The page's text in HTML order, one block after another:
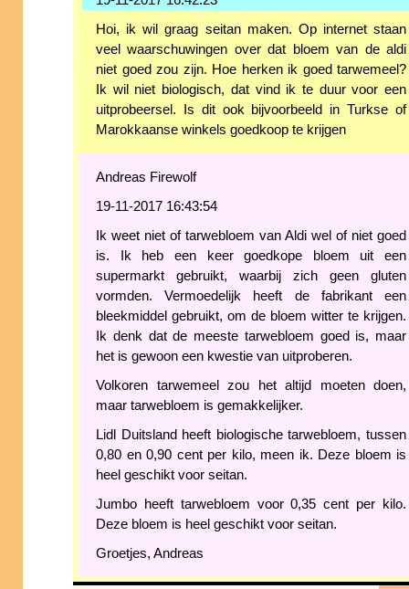
Hoi, ik wil graag seitan maken. Op internet staan
veel waarschuwingen over dat bloem van de aldi
niet goed zou zijn. Hoe herken ik goed tarwemeel?
Ik wil niet biologisch, dat vind ik te duur voor een
uitprobeersel. Is dit ook bijvoorbeeld in Turkse of
Marokkaanse winkels goedkoop te krijgen
Andreas Firewolf
19-11-2017 16:43:54
Ik weet niet of tarwebloem van Aldi wel of niet goed
is. Ik heb een keer goedkope bloem uit een
supermarkt gebruikt, waarbij zich geen gluten
vormden. Vermoedelijk heeft de fabrikant een
bleekmiddel gebruikt, om de bloem witter te krijgen.
Ik denk dat de meeste tarwebloem goed is, maar
het is gewoon een kwestie van uitproberen.
Volkoren tarwemeel zou het altijd moeten doen,
maar tarwebloem is gemakkelijker.
Lidl Duitsland heeft biologische tarwebloem, tussen
0,80 en 0,90 cent per kilo, meen ik. Deze bloem is
heel geschikt voor seitan.
Jumbo heeft tarwebloem voor 0,35 cent per kilo.
Deze bloem is heel geschikt voor seitan.
Groetjes, Andreas